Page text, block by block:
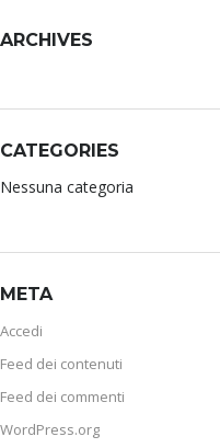
ARCHIVES
CATEGORIES
Nessuna categoria
META
Accedi
Feed dei contenuti
Feed dei commenti
WordPress.org